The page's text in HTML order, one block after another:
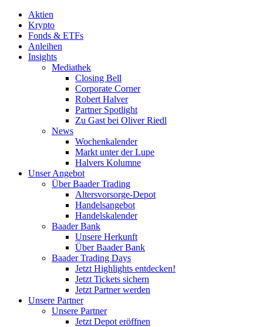
Aktien
Krypto
Fonds & ETFs
Anleihen
Insights
Mediathek
Closing Bell
Corporate Corner
Robert Halver
Partner Spotlight
Zu Gast bei Oliver Riedl
News
Wochenkalender
Markt unter der Lupe
Halvers Kolumne
Unser Angebot
Über Baader Trading
Altersvorsorge-Depot
Handelsangebot
Handelskalender
Baader Bank
Unsere Herkunft
Über Baader Bank
Baader Trading Days
Jetzt Highlights entdecken!
Jetzt Tickets sichern
Jetzt Partner werden
Unsere Partner
Unsere Partner
Jetzt Depot eröffnen